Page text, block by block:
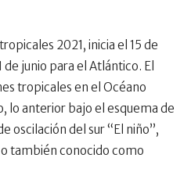
2021, inicia el 15 de
junio para el Atlántico. El
tropicales en el Océano
lo anterior bajo el esquema de
oscilación del sur “El niño”,
también conocido como